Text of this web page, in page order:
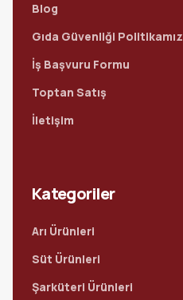
Blog
Gıda Güvenliği Politikamız
İş Başvuru Formu
Toptan Satış
İletişim
Kategoriler
Arı Ürünleri
Süt Ürünleri
Şarküteri Ürünleri